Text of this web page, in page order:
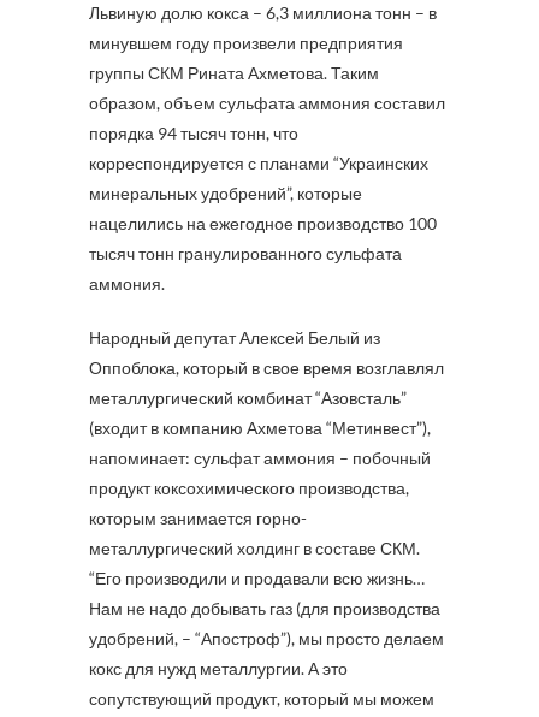
Львиную долю кокса – 6,3 миллиона тонн – в
минувшем году произвели предприятия
группы СКМ Рината Ахметова. Таким
образом, объем сульфата аммония составил
порядка 94 тысяч тонн, что
корреспондируется с планами “Украинских
минеральных удобрений”, которые
нацелились на ежегодное производство 100
тысяч тонн гранулированного сульфата
аммония.
Народный депутат Алексей Белый из
Оппоблока, который в свое время возглавлял
металлургический комбинат “Азовсталь”
(входит в компанию Ахметова “Метинвест”),
напоминает: сульфат аммония – побочный
продукт коксохимического производства,
которым занимается горно-
металлургический холдинг в составе СКМ.
“Его производили и продавали всю жизнь…
Нам не надо добывать газ (для производства
удобрений, – “Апостроф”), мы просто делаем
кокс для нужд металлургии. А это
сопутствующий продукт, который мы можем